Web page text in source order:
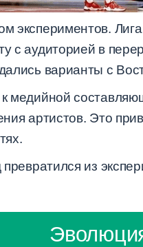
экспериментов.
с аудиторией в
варианты с
медийной
артистов. Это
из